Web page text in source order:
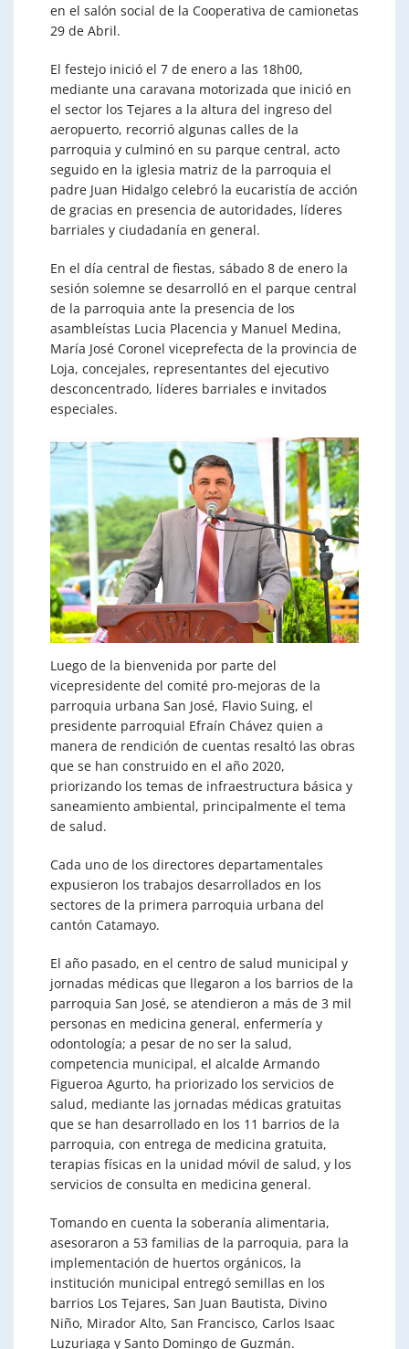
en el salón social de la Cooperativa de camionetas
29 de Abril.
El festejo inició el 7 de enero a las 18h00,
mediante una caravana motorizada que inició en
el sector los Tejares a la altura del ingreso del
aeropuerto, recorrió algunas calles de la
parroquia y culminó en su parque central, acto
seguido en la iglesia matriz de la parroquia el
padre Juan Hidalgo celebró la eucaristía de acción
de gracias en presencia de autoridades, líderes
barriales y ciudadanía en general.
En el día central de fiestas, sábado 8 de enero la
sesión solemne se desarrolló en el parque central
de la parroquia ante la presencia de los
asambleístas Lucia Placencia y Manuel Medina,
María José Coronel viceprefecta de la provincia de
Loja, concejales, representantes del ejecutivo
desconcentrado, líderes barriales e invitados
especiales.
Luego de la bienvenida por parte del
vicepresidente del comité pro-mejoras de la
parroquia urbana San José, Flavio Suing, el
presidente parroquial Efraín Chávez quien a
manera de rendición de cuentas resaltó las obras
que se han construido en el año 2020,
priorizando los temas de infraestructura básica y
saneamiento ambiental, principalmente el tema
de salud.
Cada uno de los directores departamentales
expusieron los trabajos desarrollados en los
sectores de la primera parroquia urbana del
cantón Catamayo.
El año pasado, en el centro de salud municipal y
jornadas médicas que llegaron a los barrios de la
parroquia San José, se atendieron a más de 3 mil
personas en medicina general, enfermería y
odontología; a pesar de no ser la salud,
competencia municipal, el alcalde Armando
Figueroa Agurto, ha priorizado los servicios de
salud, mediante las jornadas médicas gratuitas
que se han desarrollado en los 11 barrios de la
parroquia, con entrega de medicina gratuita,
terapias físicas en la unidad móvil de salud, y los
servicios de consulta en medicina general.
Tomando en cuenta la soberanía alimentaria,
asesoraron a 53 familias de la parroquia, para la
implementación de huertos orgánicos, la
institución municipal entregó semillas en los
barrios Los Tejares, San Juan Bautista, Divino
Niño, Mirador Alto, San Francisco, Carlos Isaac
Luzuriaga y Santo Domingo de Guzmán.